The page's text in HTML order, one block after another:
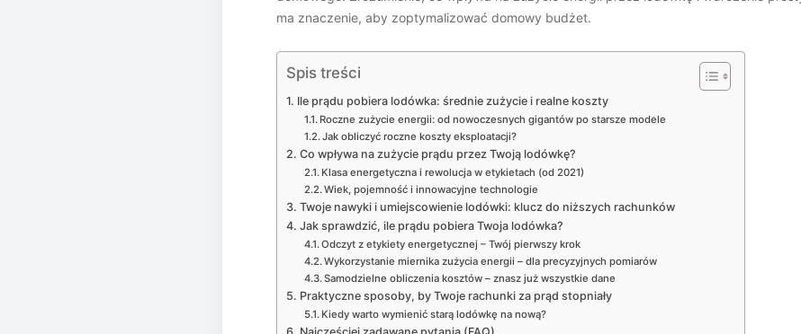
ma znaczenie, aby zoptymalizować domowy budżet.
Spis treści
Ile prądu pobiera lodówka: średnie zużycie i realne koszty
Roczne zużycie energii: od nowoczesnych gigantów po starsze modele
Jak obliczyć roczne koszty eksploatacji?
Co wpływa na zużycie prądu przez Twoją lodówkę?
Klasa energetyczna i rewolucja w etykietach (od 2021)
Wiek, pojemność i innowacyjne technologie
Twoje nawyki i umiejscowienie lodówki: klucz do niższych rachunków
Jak sprawdzić, ile prądu pobiera Twoja lodówka?
Odczyt z etykiety energetycznej – Twój pierwszy krok
Wykorzystanie miernika zużycia energii – dla precyzyjnych pomiarów
Samodzielne obliczenia kosztów – znasz już wszystkie dane
Praktyczne sposoby, by Twoje rachunki za prąd stopniały
Kiedy warto wymienić starą lodówkę na nową?